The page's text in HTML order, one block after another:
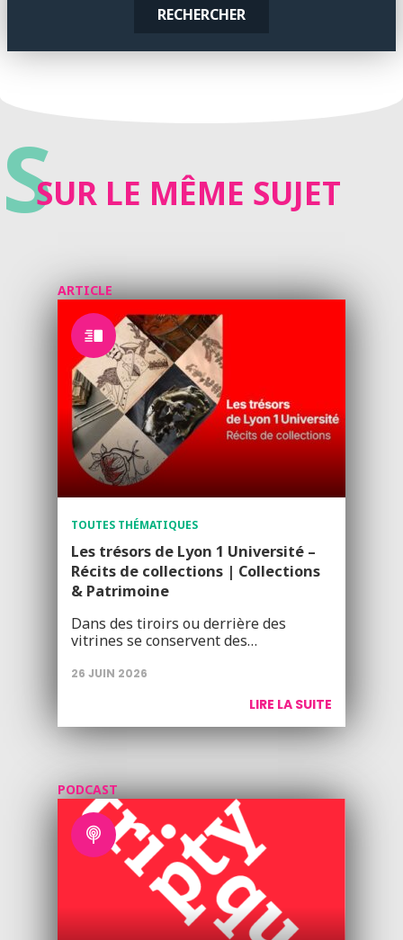
RECHERCHER
SSUR LE MÊME SUJET
ARTICLE
TOUTES THÉMATIQUES
Les trésors de Lyon 1 Université –
Récits de collections | Collections
& Patrimoine
Dans des tiroirs ou derrière des
vitrines se conservent des…
26 JUIN 2026
LIRE LA SUITE
PODCAST